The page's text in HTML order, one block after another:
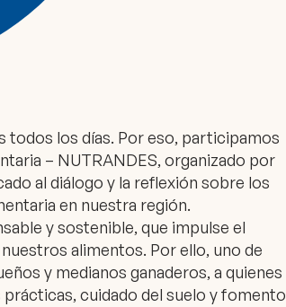
todos los días. Por eso, participamos
– NUTRANDES, organizado por
al diálogo y la reflexión sobre los
en nuestra región.
y sostenible, que impulse el
alimentos. Por ello, uno de
y medianos ganaderos, a quienes
cuidado del suelo y fomento